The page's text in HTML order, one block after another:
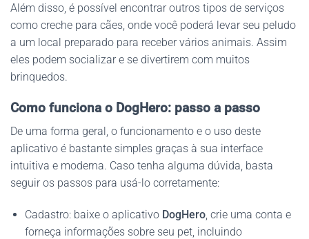
Além disso, é possível encontrar outros tipos de serviços
como creche para cães, onde você poderá levar seu peludo
a um local preparado para receber vários animais. Assim
eles podem socializar e se divertirem com muitos
brinquedos.
Como funciona o DogHero: passo a passo
De uma forma geral, o funcionamento e o uso deste
aplicativo é bastante simples graças à sua interface
intuitiva e moderna. Caso tenha alguma dúvida, basta
seguir os passos para usá-lo corretamente:
Cadastro: baixe o aplicativo DogHero, crie uma conta e
forneça informações sobre seu pet, incluindo